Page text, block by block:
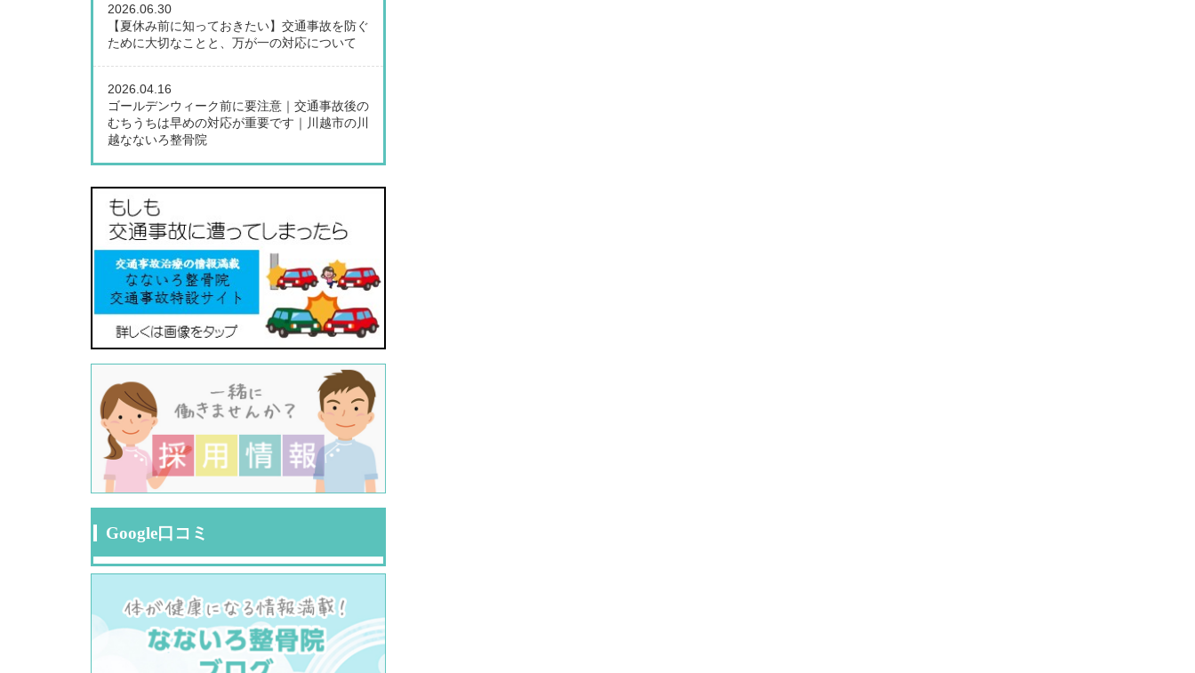
2026.06.30
【夏休み前に知っておきたい】交通事故を防ぐ
ために大切なことと、万が一の対応について
2026.04.16
ゴールデンウィーク前に要注意｜交通事故後の
むちうちは早めの対応が重要です｜川越市の川
越なないろ整骨院
Google口コミ